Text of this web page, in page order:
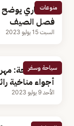
منوعات
استشاري يوضح
فصل الصيف
السبت 15 يوليو 2023
سياحة وسفر
أمين الباحة:
أجواء مناخية
الأحد 9 يوليو 2023